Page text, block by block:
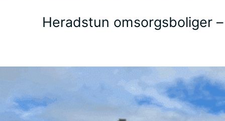
Heradstun omsorgsboliger